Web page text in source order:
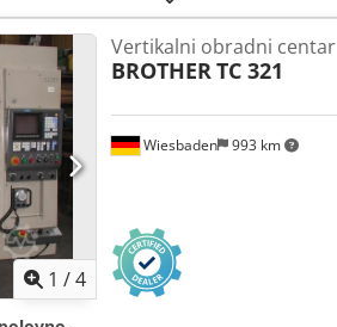
1 /4
Wiesbaden 993 km
Vertikalni obradni centar
BROTHERTC 321